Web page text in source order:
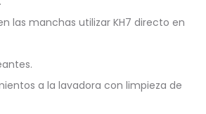
las manchas utilizar KH7 directo en
a la lavadora con limpieza de